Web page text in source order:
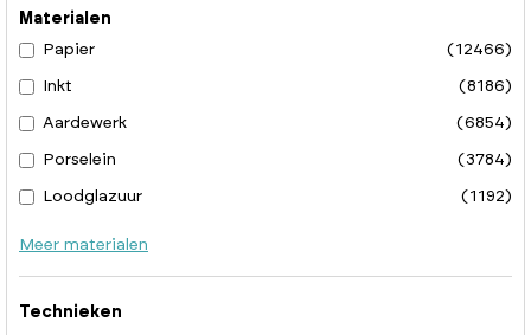
Materialen
Papier
(12466)
Inkt (8186)
Aardewerk (6854)
Porselein (3784)
Loodglazuur (1192)
Meer materialen
Technieken